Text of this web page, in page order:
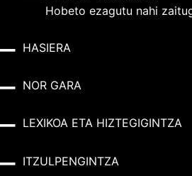
Hobeto ezagutu nahi
HASIERA
NOR GARA
LEXIKOA ETA HIZTEGIGINTZA
ITZULPENGINTZA